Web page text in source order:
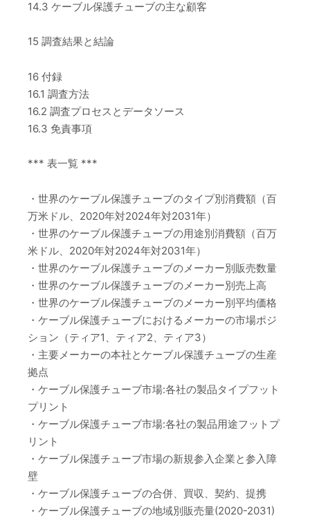
14.3 ケーブル保護チューブの主な顧客
15 調査結果と結論
16 付録
16.1 調査方法
16.2 調査プロセスとデータソース
16.3 免責事項
*** 表一覧 ***
・世界のケーブル保護チューブのタイプ別消費額（百
万米ドル、2020年対2024年対2031年）
・世界のケーブル保護チューブの用途別消費額（百万
米ドル、2020年対2024年対2031年）
・世界のケーブル保護チューブのメーカー別販売数量
・世界のケーブル保護チューブのメーカー別売上高
・世界のケーブル保護チューブのメーカー別平均価格
・ケーブル保護チューブにおけるメーカーの市場ポジ
ション（ティア1、ティア2、ティア3）
・主要メーカーの本社とケーブル保護チューブの生産
拠点
・ケーブル保護チューブ市場:各社の製品タイプフット
プリント
・ケーブル保護チューブ市場:各社の製品用途フットプ
リント
・ケーブル保護チューブ市場の新規参入企業と参入障
壁
・ケーブル保護チューブの合併、買収、契約、提携
・ケーブル保護チューブの地域別販売量(2020-2031)